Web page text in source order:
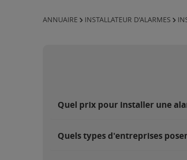
ANNUAIRE INSTALLATEUR D'ALARMES
Quel prix pour installer une
Quels types d'entreprises